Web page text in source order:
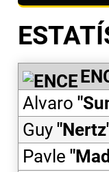
Alvaro "
Guy "Nertz
Pavle "